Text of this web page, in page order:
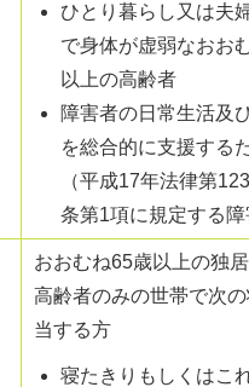
ひとり暮らし又は夫
で身体が虚弱なおお
以上の高齢者
障害者の日常生活及
を総合的に支援する
（平成17年法律第
条第1項に規定する
おおむね65歳以上の独
高齢者のみの世帯で次
当する方
寝たきりもしくはこ